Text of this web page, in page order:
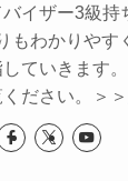
イザー3級持
もわかりやす
ていきます。
ださい。＞＞